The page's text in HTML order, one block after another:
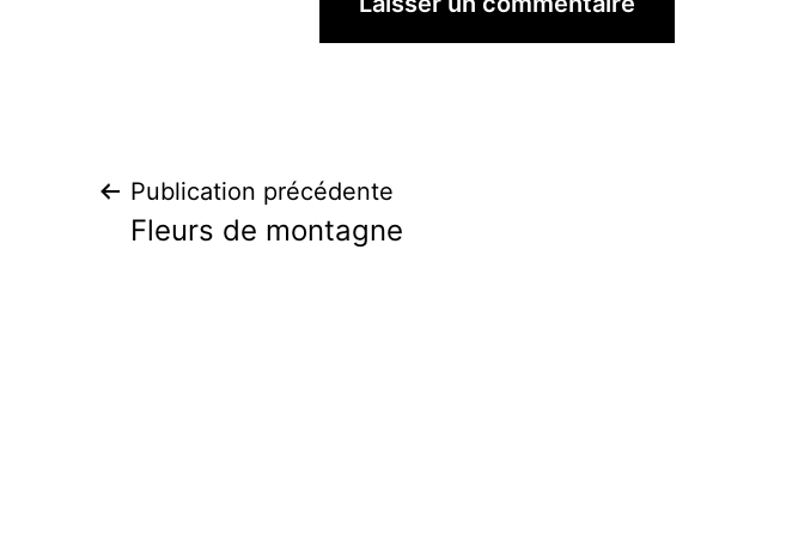
Navigation
Publication précédente
Fleurs de montagne